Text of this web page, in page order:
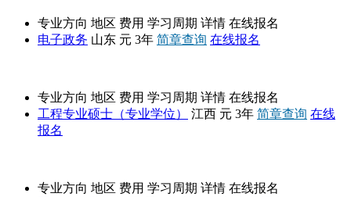
专业方向 地区 费用 学习周期 详情 在线报名
电子政务 山东 元 3年 简章查询 在线报名
专业方向 地区 费用 学习周期 详情 在线报名
工程专业硕士（专业学位）
江西 元 3年 简章查询 在线
报名
专业方向 地区 费用 学习周期 详情 在线报名